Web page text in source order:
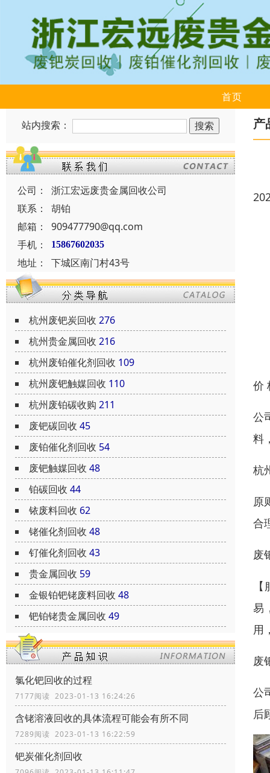
首页
站内搜索：
公司：
浙江宏远废贵金属回收公司
联系：
胡铂
邮箱：
909477790@qq.com
手机：
15867602035
地址： 下城区南门村43号
杭州废钯炭回收 276
杭州贵金属回收 216
杭州废铂催化剂回收 109
杭州废钯触媒回收 110
杭州废铂碳收购 211
废钯碳回收 45
废铂催化剂回收 54
废钯触媒回收 48
铂碳回收 44
铱废料回收 62
铑催化剂回收 48
钌催化剂回收 43
贵金属回收 59
金银铂钯铑废料回收 48
钯铂铑贵金属回收 49
氯化钯回收的过程
7177阅读 2023-01-13 16:24:26
含铑溶液回收的具体流程可能会有所不同
7289阅读 2023-01-13 16:22:59
钯炭催化剂回收
产
价
公
料
杭
原
合
废
易
用
废
公
后